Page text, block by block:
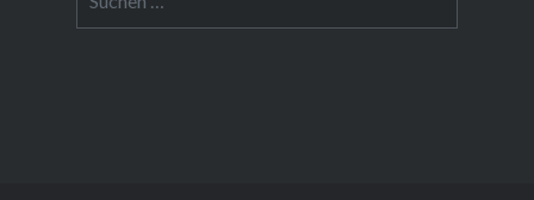
nach: